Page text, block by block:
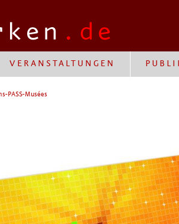
VERANSTALTUNGEN
PASS-Musées